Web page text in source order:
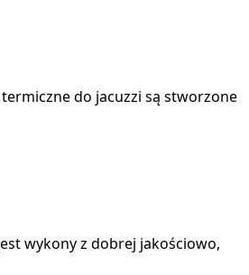
do jacuzzi są stworzone
wykony z dobrej jakościowo,